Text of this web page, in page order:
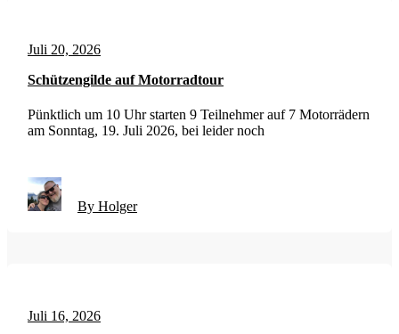
Juli 20, 2026
Schützengilde auf Motorradtour
Pünktlich um 10 Uhr starten 9 Teilnehmer auf 7 Motorrädern
am Sonntag, 19. Juli 2026, bei leider noch
By Holger
Juli 16, 2026